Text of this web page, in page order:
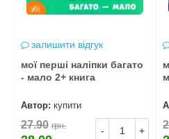
залишити відгук
мої перші наліпки багато
- мало 2+ книга
Автор: купити
- +
27.90 грн.